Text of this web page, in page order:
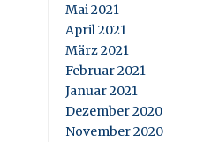
Mai 2021
April 2021
März 2021
Februar 2021
Januar 2021
Dezember 2020
November 2020